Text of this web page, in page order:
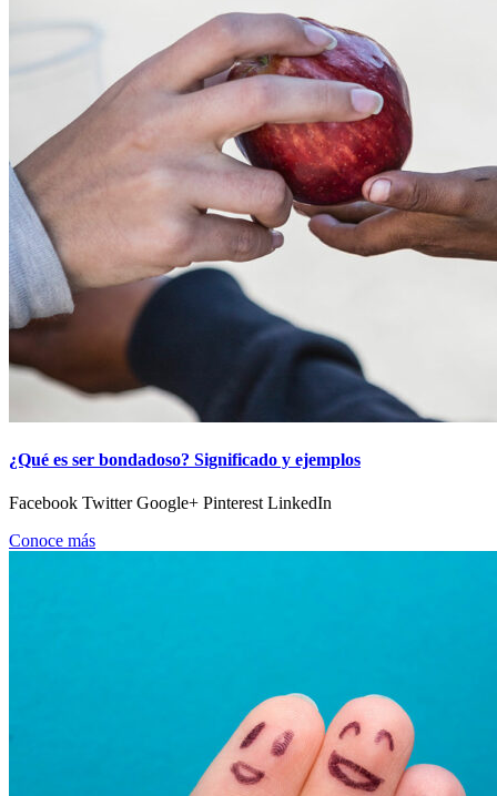
¿Qué es ser bondadoso? Significado y ejemplos
Facebook Twitter Google+ Pinterest LinkedIn
Conoce más